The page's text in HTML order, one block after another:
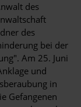
des
des
bei der
Am 25. Juni
und
in
Gefangenen